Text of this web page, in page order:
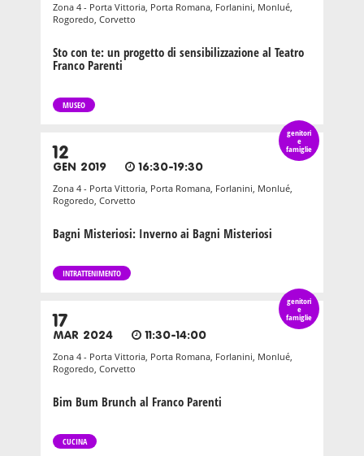
Zona 4 - Porta Vittoria, Porta Romana, Forlanini, Monlué,
Rogoredo, Corvetto
Sto con te: un progetto di sensibilizzazione al Teatro
Franco Parenti
MUSEO
genitori
e
famiglie
12
GEN 2019 16:30-19:30
Zona 4 - Porta Vittoria, Porta Romana, Forlanini, Monlué,
Rogoredo, Corvetto
Bagni Misteriosi: Inverno ai Bagni Misteriosi
INTRATTENIMENTO
genitori
e
famiglie
17
MAR 2024 11:30-14:00
Zona 4 - Porta Vittoria, Porta Romana, Forlanini, Monlué,
Rogoredo, Corvetto
Bim Bum Brunch al Franco Parenti
CUCINA